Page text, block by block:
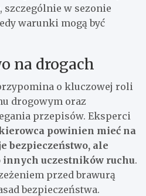
szczególnie w sezonie
warunki mogą być
na drogach
o kluczowej roli
drogowym oraz
przepisów. Eksperci
powinien mieć na
bezpieczeństwo, ale
innych uczestników ruchu.
przed brawurą
bezpieczeństwa.